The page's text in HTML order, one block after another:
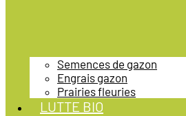
Semences de gazon
Engrais gazon
Prairies fleuries
LUTTE BIO